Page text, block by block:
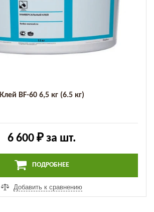
Клей BF-60 6,5 кг (6.5 кг)
6 600 ₽ за шт.
ПОДРОБНЕЕ
Добавить к сравнению